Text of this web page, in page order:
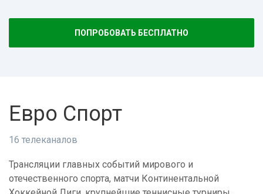
ПОПРОБОВАТЬ БЕСПЛАТНО
Евро Спорт
16 телеканалов
Трансляции главных событий мирового и
отечественного спорта, матчи Континентальной